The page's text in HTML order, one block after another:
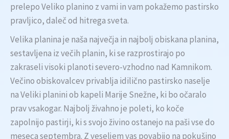
prelepo Veliko planino z vami in vam pokažemo pastirsko
pravljico, daleč od hitrega sveta.
Velika planina je naša največja in najbolj obiskana planina,
sestavljena iz večih planin, ki se razprostirajo po
zakraseli visoki planoti severo-vzhodno nad Kamnikom.
Večino obiskovalcev privablja idilično pastirsko naselje
na Veliki planini ob kapeli Marije Snežne, ki bo očaralo
prav vsakogar. Najbolj živahno je poleti, ko koče
zapolnijo pastirji, ki s svojo živino ostanejo na paši vse do
meseca septembra. Z veseljem vas povabijo na pokušino